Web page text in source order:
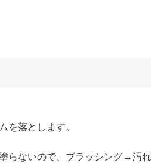
を落とします。
らないので、ブラッシング→汚れ